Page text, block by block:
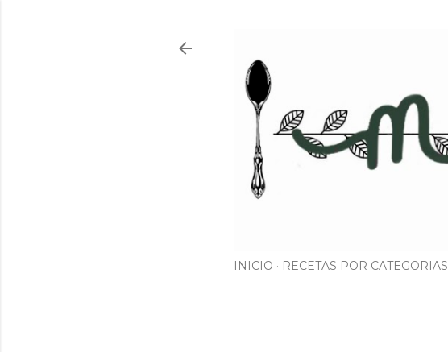
INICIO RECETAS POR CATEGORIAS